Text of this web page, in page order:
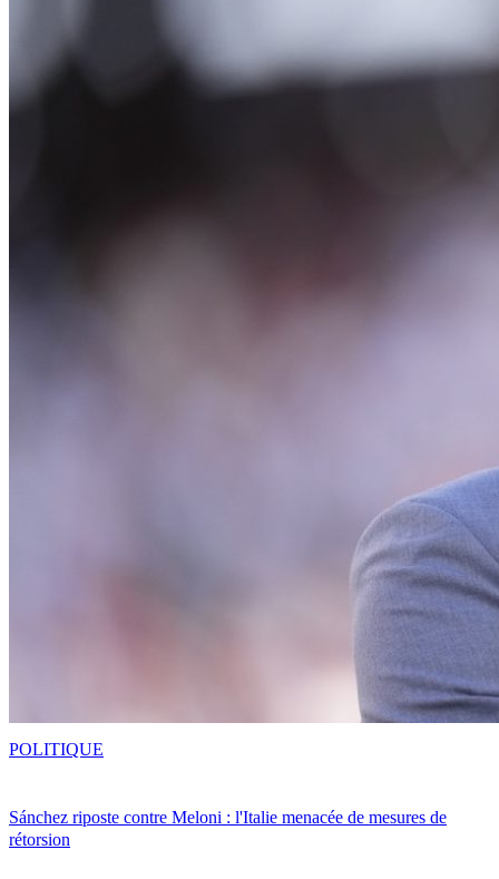
Sánchez riposte contre Meloni : l'Italie menacée de mesures de
rétorsion
POLITIQUE